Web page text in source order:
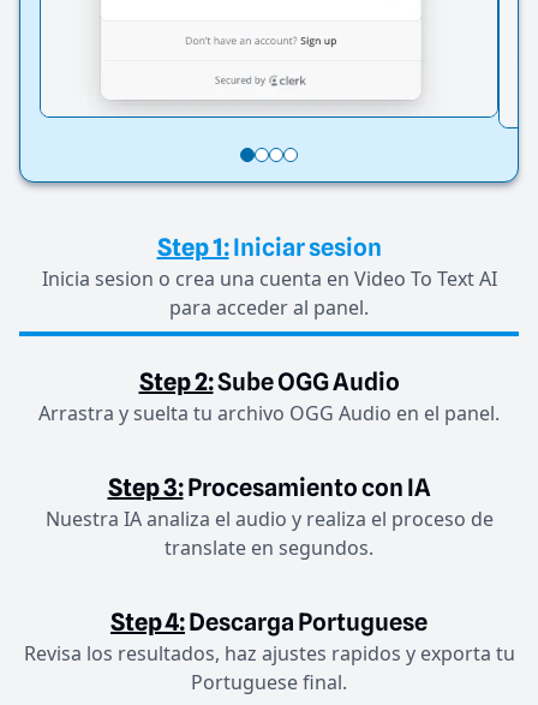
Step 1:Iniciar sesion
Inicia sesion o crea una cuenta en Video To Text AI
para acceder al panel.
Step 2:Sube OGG Audio
Arrastra y suelta tu archivo OGG Audio en el panel.
Step 3:Procesamiento con IA
Nuestra IA analiza el audio y realiza el proceso de
translate en segundos.
Step 4:Descarga Portuguese
Revisa los resultados, haz ajustes rapidos y exporta tu
Portuguese final.